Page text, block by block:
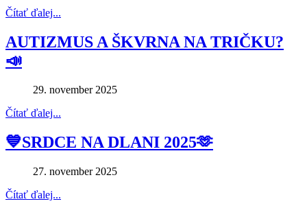
Čítať ďalej...
AUTIZMUS A ŠKVRNA NA TRIČKU?
📣
29. november 2025
Čítať ďalej...
💙SRDCE NA DLANI 2025🫶
27. november 2025
Čítať ďalej...